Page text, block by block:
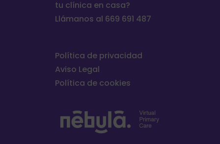
tu clínica en casa?
Llámanos al 669 691 487
Política de privacidad
Aviso Legal
Política de cookies